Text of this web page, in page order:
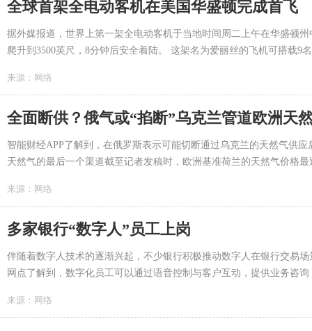
全球首架全电动客机在美国华盛顿完成首飞
据外媒报道，世界上第一架全电动客机于当地时间周二上午在华盛顿
爬升到3500英尺，8分钟后安全着陆。 这架名为爱丽丝的飞机可搭载9
来源： 网络
全面断供？俄气或“掐断”乌克兰管道欧洲天
智能财经APP了解到，在俄罗斯表示可能切断通过乌克兰的天然气供
天然气的最后一个渠道截至记者发稿时，欧洲基准荷兰的天然气价格
来源： 网络
多家银行“数字人”员工上岗
伴随着数字人技术的逐渐兴起，不少银行积极推动数字人在银行交易
网点了解到，数字化员工可以通过语音控制与客户互动，提供业务咨
来源： 网络